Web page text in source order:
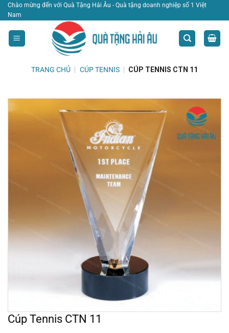
Bỏ
qua
nội
dung
Chào mừng đến với Quà Tặng Hải Âu - Quà tặng doanh nghiệp số 1 Việt
Nam
TRANG CHỦ CÚP TENNIS CÚP TENNIS CTN 11
Cúp Tennis CTN 11